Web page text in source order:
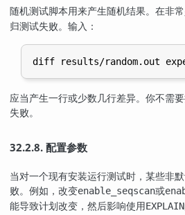
随机测试脚本用来产生随机结果。在非
归测试失败。输入：
应当产生一行或少数几行差异。你不需
失败。
32.2.8. 配置参数
当对一个现有安装运行测试时，某些非
败。例如，改变enable_seqscan或
能导致计划改变，然后影响使用EXPLAIN